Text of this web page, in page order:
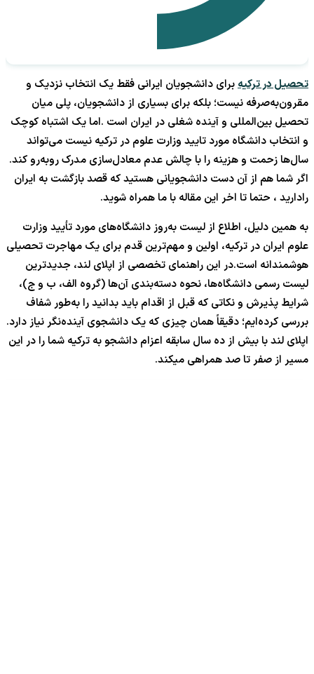
تحصیل در ترکیهبرای دانشجویان ایرانی فقط یک انتخاب نزدیک و
مقرون‌به‌صرفه نیست؛ بلکه برای بسیاری از دانشجویان، پلی میان
تحصیل بین‌المللی و آینده شغلی در ایران است .اما یک اشتباه کوچک
و انتخاب دانشگاه مورد تایید وزارت علوم در ترکیه نیست می‌تواند
سال‌ها زحمت و هزینه را با چالش عدم معادل‌سازی مدرک روبه‌رو کند.
اگر شما هم از آن دست دانشجویانی هستید که قصد بازگشت به ایران
رادارید ، حتما تا اخر این مقاله با ما همراه شوید.
به همین دلیل، اطلاع از لیست به‌روز دانشگاه‌های مورد تأیید وزارت
علوم ایران در ترکیه، اولین و مهم‌ترین قدم برای یک مهاجرت تحصیلی
هوشمندانه است.در این راهنمای تخصصی از اپلای لند، جدیدترین
لیست رسمی دانشگاه‌ها، نحوه دسته‌بندی آن‌ها (گروه الف، ب و ج)،
شرایط پذیرش و نکاتی که قبل از اقدام باید بدانید را به‌طور شفاف
بررسی کرده‌ایم؛ دقیقاً همان چیزی که یک دانشجوی آینده‌نگر نیاز دارد.
اپلای لند با بیش از ده سال سابقه اعزام دانشجو به ترکیه شما را در این
مسیر از صفر تا صد همراهی میکند.